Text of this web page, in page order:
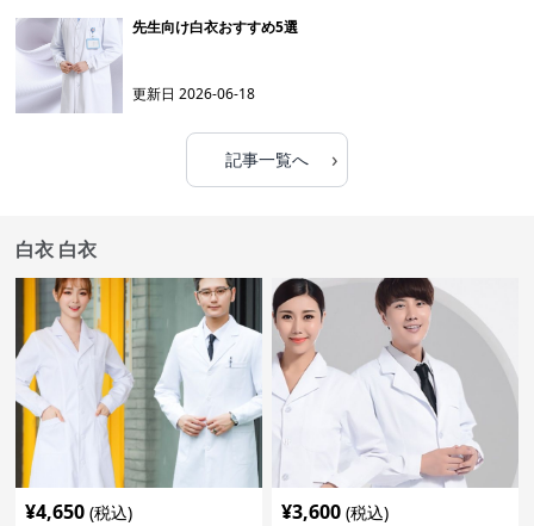
先生向け白衣おすすめ5選
更新日2026-06-18
記事一覧へ ›
白衣 白衣
¥4,650 (税込) ¥3,600 (税込)